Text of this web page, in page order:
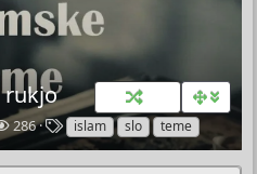
rukjo
P
e
286
O
z
n
islam slo teme